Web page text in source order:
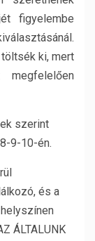
figyelembe
ki, mert
szerint
9-10-én.
és a
ÁLTALUNK